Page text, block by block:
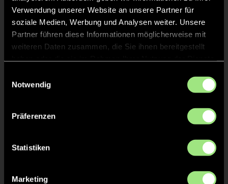
Verwendung unserer Website an unsere Partner für
soziale Medien, Werbung und Analysen weiter. Unsere
Partner führen diese Informationen möglicherweise mit
weiteren Daten zusammen, die Sie ihnen bereitgestellt
Notwendig
Präferenzen
Statistiken
Marketing
Milena